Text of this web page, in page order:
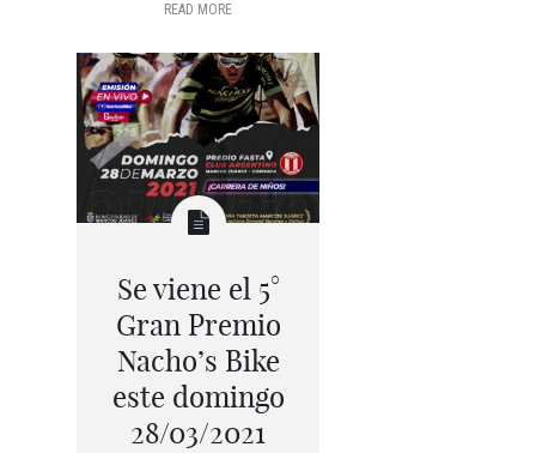
READ MORE
Se viene el 5°
Gran Premio
Nacho’s Bike
este domingo
28/03/2021